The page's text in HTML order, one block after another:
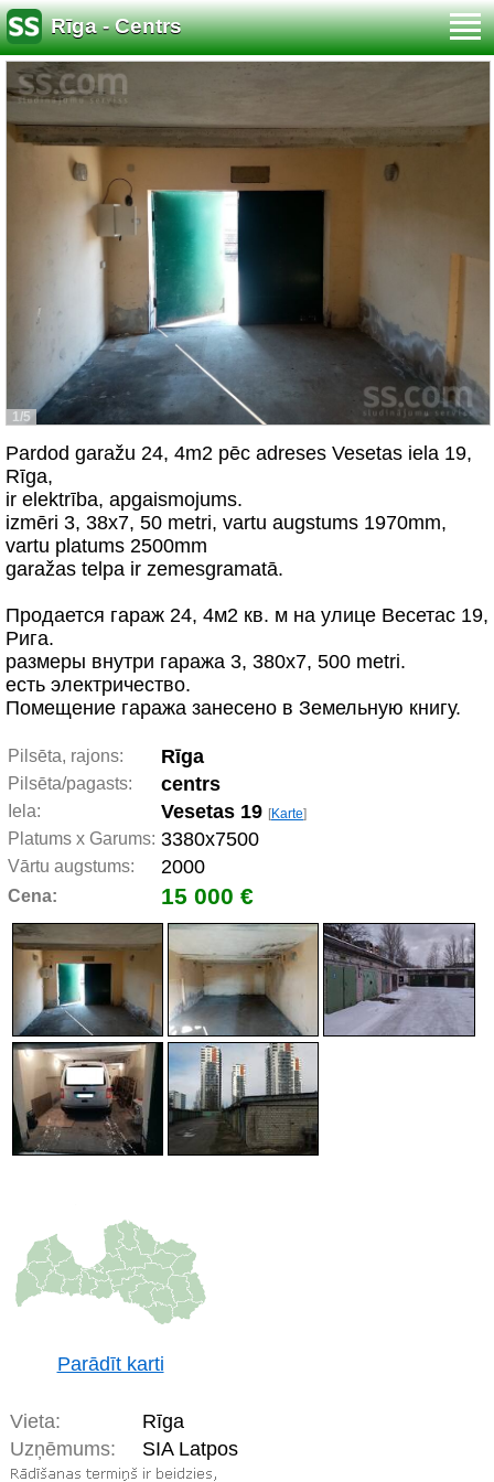
Rīga - Centrs
1/5
Pardod garažu 24, 4m2 pēc adreses Vesetas iela 19,
Rīga,
ir elektrība, apgaismojums.
izmēri 3, 38x7, 50 metri, vartu augstums 1970mm,
vartu platums 2500mm
garažas telpa ir zemesgramatā.
Продается гараж 24, 4м2 кв. м на улице Весетас 19,
Рига.
размеры внутри гаража 3, 380x7, 500 metri.
есть электричество.
Помещение гаража занесено в Земельную книгу.
Pilsēta, rajons: Rīga
Pilsēta/pagasts: centrs
Iela: Vesetas 19 [Karte]
Platums x Garums: 3380x7500
Vārtu augstums: 2000
Cena: 15 000 €
Parādīt karti
Vieta:
Rīga
Uzņēmums:
SIA Latpos